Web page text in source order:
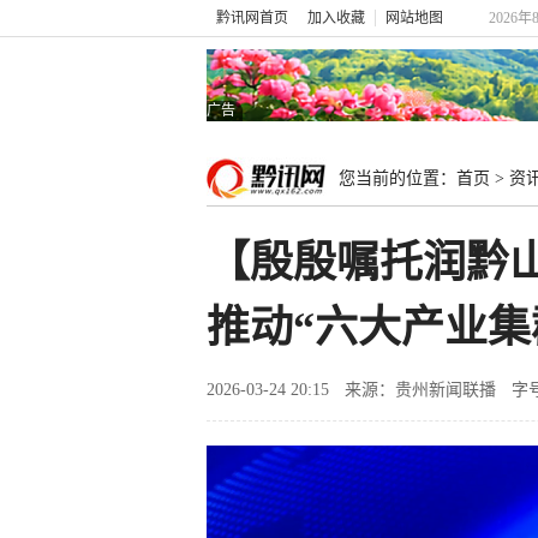
黔讯网首页 加入收藏 网站地图 2026年
广告
您当前的位置： 首页 > 资
【殷殷嘱托润
推动“六大产业
2026-03-24 20:15 来源：贵州新闻联播 字